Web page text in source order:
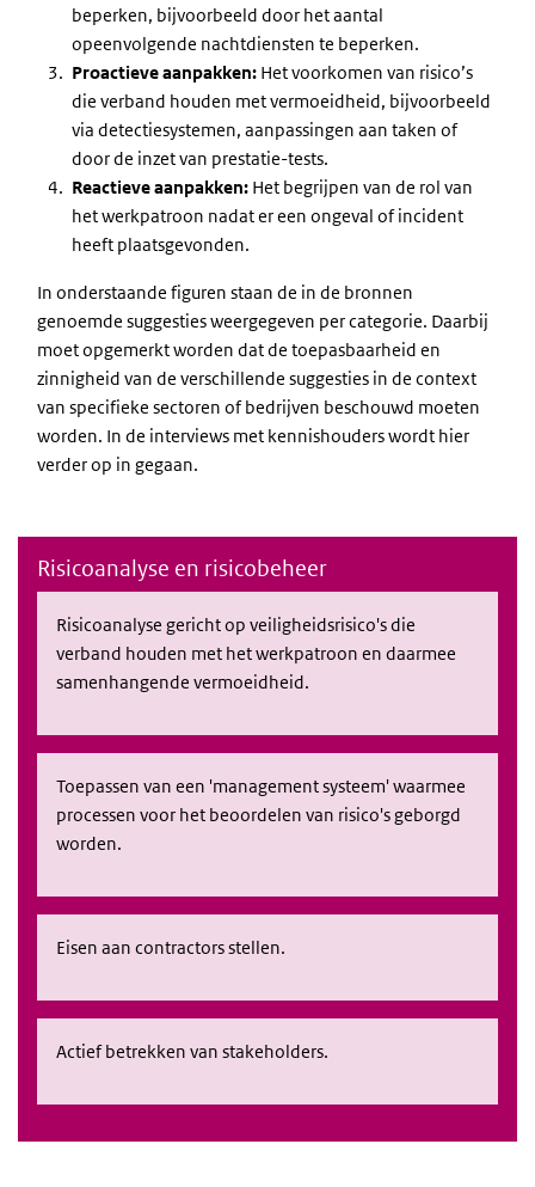
beperken, bijvoorbeeld door het aantal
opeenvolgende nachtdiensten te beperken.
Proactieve aanpakken: Het voorkomen van risico’s
die verband houden met vermoeidheid, bijvoorbeeld
via detectiesystemen, aanpassingen aan taken of
door de inzet van prestatie-tests.
Reactieve aanpakken: Het begrijpen van de rol van
het werkpatroon nadat er een ongeval of incident
heeft plaatsgevonden.
In onderstaande figuren staan de in de bronnen
genoemde suggesties weergegeven per categorie. Daarbij
moet opgemerkt worden dat de toepasbaarheid en
zinnigheid van de verschillende suggesties in de context
van specifieke sectoren of bedrijven beschouwd moeten
worden. In de interviews met kennishouders wordt hier
verder op in gegaan.
Risicoanalyse en risicobeheer
Risicoanalyse gericht op veiligheidsrisico's die
verband houden met het werkpatroon en daarmee
samenhangende vermoeidheid.
Toepassen van een 'management systeem' waarmee
processen voor het beoordelen van risico's geborgd
worden.
Eisen aan contractors stellen.
Actief betrekken van stakeholders.